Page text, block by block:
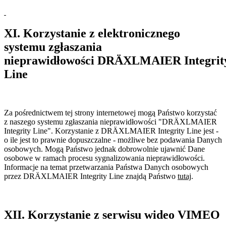
XI. Korzystanie z elektronicznego
systemu zgłaszania
nieprawidłowości DRÄXLMAIER
Line
Za pośrednictwem tej strony internetowej mogą Państwo korzystać
z naszego systemu zgłaszania nieprawidłowości "DRÄXLMAIER
Integrity Line". Korzystanie z DRÄXLMAIER Integrity Line jest -
o ile jest to prawnie dopuszczalne - możliwe bez podawania Danych
osobowych. Mogą Państwo jednak dobrowolnie ujawnić Dane
osobowe w ramach procesu sygnalizowania nieprawidłowości.
Informacje na temat przetwarzania Państwa Danych osobowych
przez DRÄXLMAIER Integrity Line znajdą Państwo tutaj.
XII. Korzystanie z serwisu wideo VIMEO